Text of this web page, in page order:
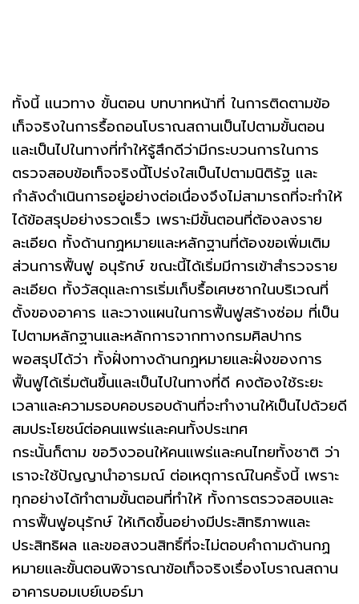
ทั้งนี้ แนวทาง ขั้นตอน บทบาทหน้าที่ ในการติดตามข้อ
เท็จจริงในการรื้อถอนโบราณสถานเป็นไปตามขั้นตอน
และเป็นไปในทางที่ทำให้รู้สึกดีว่ามีกระบวนการในการ
ตรวจสอบข้อเท็จจริงนี้โปร่งใสเป็นไปตามนิติรัฐ และ
กำลังดำเนินการอยู่อย่างต่อเนื่องจึงไม่สามารถที่จะทำให้
ได้ข้อสรุปอย่างรวดเร็ว เพราะมีขั้นตอนที่ต้องลงราย
ละเอียด ทั้งด้านกฏหมายและหลักฐานที่ต้องขอเพิ่มเติม
ส่วนการฟื้นฟู อนุรักษ์ ขณะนี้ได้เริ่มมีการเข้าสำรวจราย
ละเอียด ทั้งวัสดุและการเริ่มเก็บรื้อเศษซากในบริเวณที่
ตั้งของอาคาร และวางแผนในการฟื้นฟูสร้างซ่อม ที่เป็น
ไปตามหลักฐานและหลักการจากทางกรมศิลปากร
พอสรุปได้ว่า ทั้งฝั่งทางด้านกฏหมายและฝั่งของการ
ฟื้นฟูได้เริ่มต้นขึ้นและเป็นไปในทางที่ดี คงต้องใช้ระยะ
เวลาและความรอบคอบรอบด้านที่จะทำงานให้เป็นไปด้วยดี
สมประโยชน์ต่อคนแพร่และคนทั้งประเทศ
กระนั้นก็ตาม ขอวิงวอนให้คนแพร่และคนไทยทั้งชาติ ว่า
เราจะใช้ปัญญานำอารมณ์ ต่อเหตุการณ์ในครั้งนี้ เพราะ
ทุกอย่างได้ทำตามขั้นตอนที่ทำให้ ทั้งการตรวจสอบและ
การฟื้นฟูอนุรักษ์ ให้เกิดขึ้นอย่างมีประสิทธิภาพและ
ประสิทธิผล และขอสงวนสิทธิ์ที่จะไม่ตอบคำถามด้านกฏ
หมายและขั้นตอนพิจารณาข้อเท็จจริงเรื่องโบราณสถาน
อาคารบอมเบย์เบอร์มา